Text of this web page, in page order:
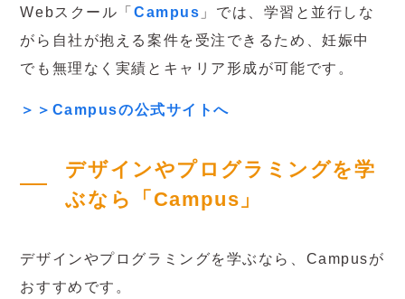
Webスクール「 Campus 」では、学習と並行しな
がら自社が抱える案件を受注できるため、妊娠中
でも無理なく実績とキャリア形成が可能です。
＞＞Campusの公式サイトへ
デザインやプログラミングを学
ぶなら「Campus」
デザインやプログラミングを学ぶなら、Campusが
おすすめです。